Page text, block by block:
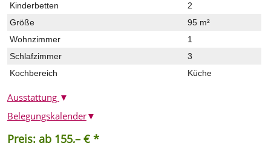
Kinderbetten
2
Größe
95 m²
Wohnzimmer
1
Schlafzimmer
3
Kochbereich
Küche
Ausstattung ▼
Preis: ab 155,– € *
Belegungskalender▼